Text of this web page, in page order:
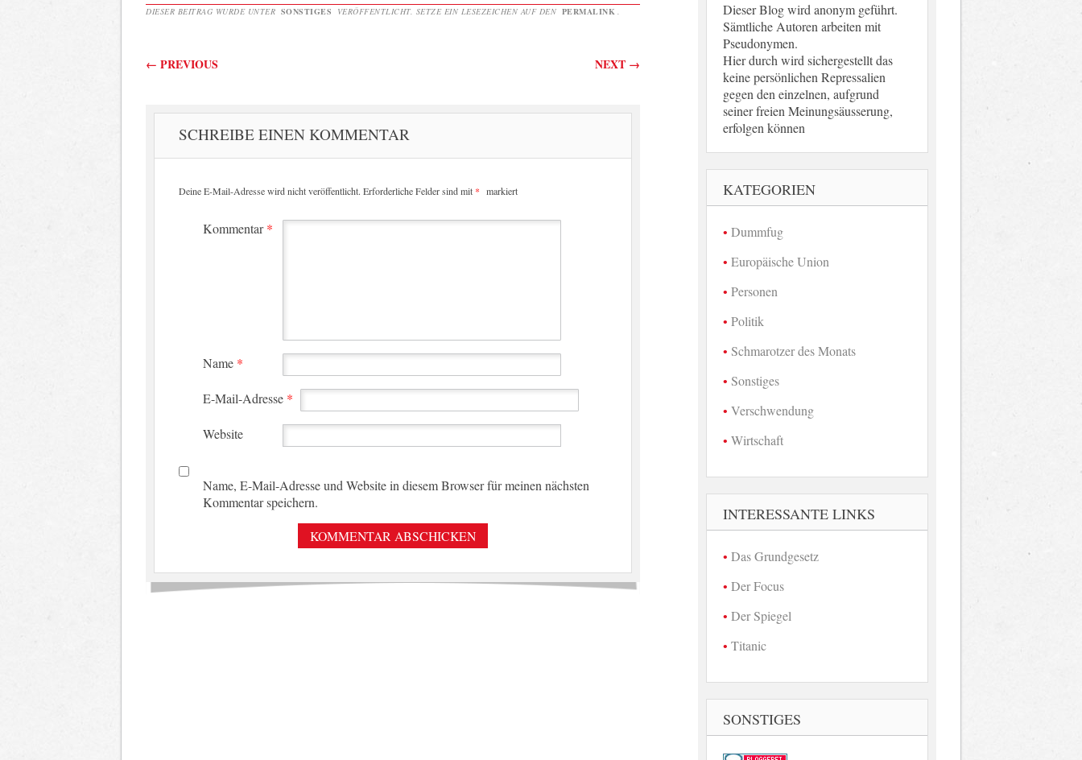
DIESER BEITRAG WURDE UNTER SONSTIGES VERÖFFENTLICHT. SETZE EIN LESEZEICHEN AUF DEN PERMALINK
Beitragsnavigation
← PREVIOUS NEXT →
SCHREIBE EINEN KOMMENTAR
Deine E-Mail-Adresse wird nicht veröffentlicht. Erforderliche Felder sind mit * markiert
Kommentar*
Name *
E-Mail-Adresse *
Website
Name, E-Mail-Adresse und Website in diesem Browser für meinen nächsten
Kommentar speichern.
Dieser Blog wird anonym geführt.
Sämtliche Autoren arbeiten mit
Pseudonymen.
Hier durch wird sichergestellt das
keine persönlichen Repressalien
gegen den einzelnen, aufgrund
seiner freien Meinungsäusserung,
erfolgen können
KATEGORIEN
Dummfug
Europäische Union
Personen
Politik
Schmarotzer des Monats
Sonstiges
Verschwendung
Wirtschaft
INTERESSANTE LINKS
Das Grundgesetz
Der Focus
Der Spiegel
Titanic
SONSTIGES